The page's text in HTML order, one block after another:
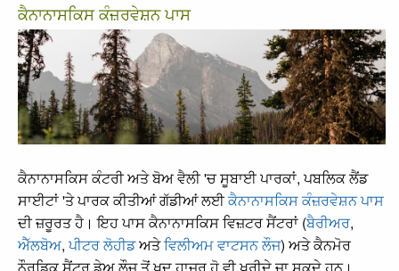
ਕੈਨਾਨਾਸਕਿਸ ਕੰਜ਼ਰਵੇਸ਼ਨ ਪਾਸ
ਕੈਨਾਨਾਸਕਿਸ ਕੰਟਰੀ ਅਤੇ ਬੋਅ ਵੈਲੀ 'ਚ ਸੂਬਾਈ ਪਾਰਕਾਂ, ਪਬਲਿਕ ਲੈਂਡ
ਸਾਈਟਾਂ 'ਤੇ ਪਾਰਕ ਕੀਤੀਆਂ ਗੱਡੀਆਂ ਲਈਕੈਨਾਨਾਸਕਿਸ ਕੰਜ਼ਰਵੇਸ਼ਨ ਪਾਸ
ਦੀ ਜ਼ਰੂਰਤ ਹੈ। ਇਹ ਪਾਸ ਕੈਨਾਨਾਸਕਿਸ ਵਿਜ਼ਟਰ ਸੈਂਟਰਾਂ (ਬੈਰੀਅਰ,
ਐੱਲਬੋਅ,ਪੀਟਰ ਲੋਹੀਡਅਤੇਵਿਲੀਅਮ ਵਾਟਸਨ ਲੌਜ) ਅਤੇ ਕੈਨਮੋਰ